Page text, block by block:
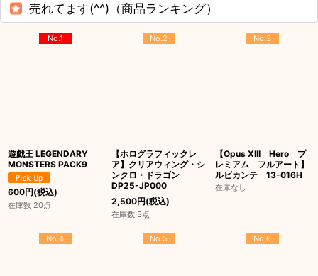
売れてます(^^)（商品ランキング）
No.1
遊戯王 LEGENDARY
MONSTERS PACK9
600円(税込)
在庫数 20点
No.2
【ホログラフィックレ
ア】クリアウィング・シ
ンクロ・ドラゴン
DP25-JP000
2,500円(税込)
在庫数 3点
No.3
【Opus XIII Hero プ
レミアム フルアート】
ルビカンテ 13-016H
在庫なし
No.4 No.5 No.6